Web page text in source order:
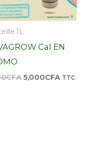
1L
Cal EN
CFA 5,000CFA TTC